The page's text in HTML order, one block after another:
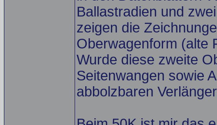
Ballastradien und
zeigen die
Oberwagenform (alte
Wurde diese zweite
Seitenwangen sowie
abbolzbaren